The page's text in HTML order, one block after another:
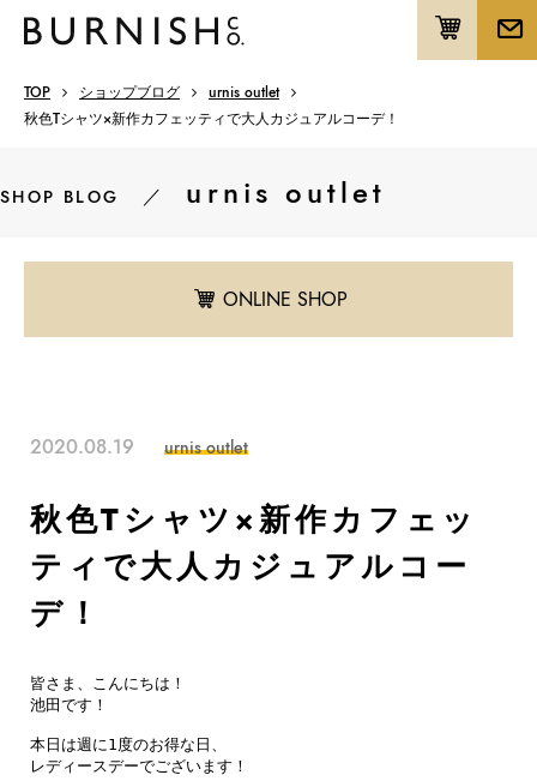
TOP ショップブログ
urnis outlet
秋色Tシャツ×新作カフェッティで大人カジュアルコーデ！
SHOP BLOG ／ urnis outlet
ONLINE SHOP
2020.08.19 urnis outlet
秋色Tシャツ×新作カフェッ
ティで大人カジュアルコー
デ！
皆さま、こんにちは！
池田です！
本日は週に1度のお得な日、
レディースデーでございます！